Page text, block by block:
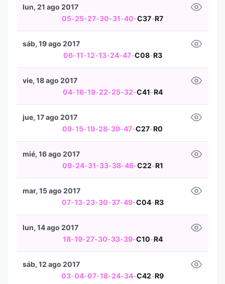
05-25-27-30-31-40-C37-R7
lun, 21 ago 2017
06-11-12-13-24-47-C08-R3
sáb, 19 ago 2017
04-16-19-22-25-32-C41-R4
vie, 18 ago 2017
09-15-19-28-39-47-C27-R0
jue, 17 ago 2017
09-24-31-33-38-46-C22-R1
mié, 16 ago 2017
07-13-23-30-37-49-C04-R3
mar, 15 ago 2017
18-19-27-30-33-39-C10-R4
lun, 14 ago 2017
03-04-07-18-24-34-C42-R9
sáb, 12 ago 2017